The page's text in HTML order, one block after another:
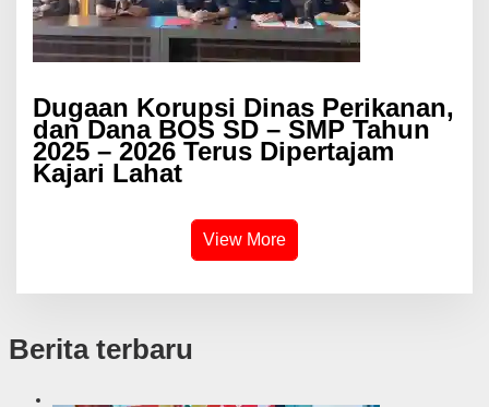
Dugaan Korupsi Dinas Perikanan,
dan Dana BOS SD – SMP Tahun
2025 – 2026 Terus Dipertajam
Kajari Lahat
View More
Berita terbaru